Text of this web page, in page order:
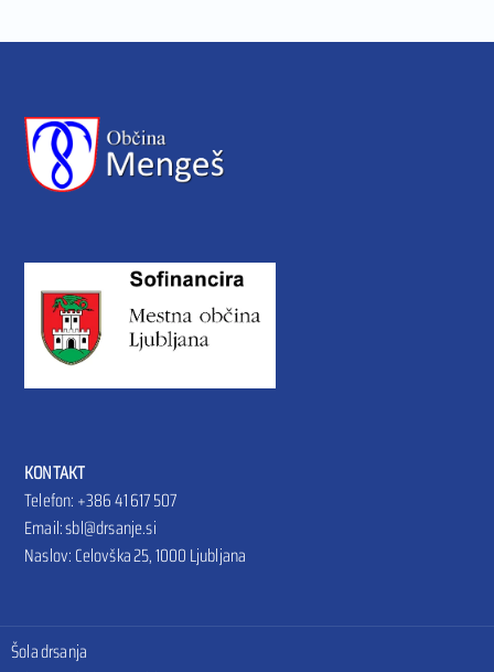
KONTAKT
Telefon: +38641 617 507
Email: sbl@drsanje.si
Naslov: Celovška 25, 1000 Ljubljana
Šola drsanja